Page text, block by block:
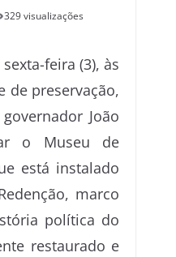
329 visualizações
feira (3), às
de preservação,
João
o Museu de
está instalado
marco
política do
restaurado e